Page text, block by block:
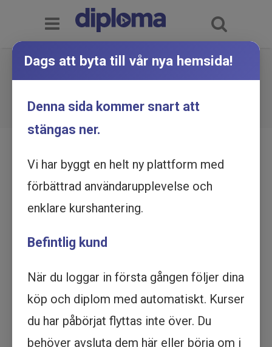
Feedback och kommunikation - Utbildning online
Köp - 995 kr
Feedback och kommunikation -
Utbildning online
Dags att byta till vår nya hemsida!
Denna sida kommer snart att
stängas ner.
Vi har byggt en helt ny plattform med
förbättrad användarupplevelse och
enklare kurshantering.
Befintlig kund
När du loggar in första gången följer dina
köp och diplom med automatiskt. Kurser
du har påbörjat flyttas inte över. Du
behöver avsluta dem här eller börja om i